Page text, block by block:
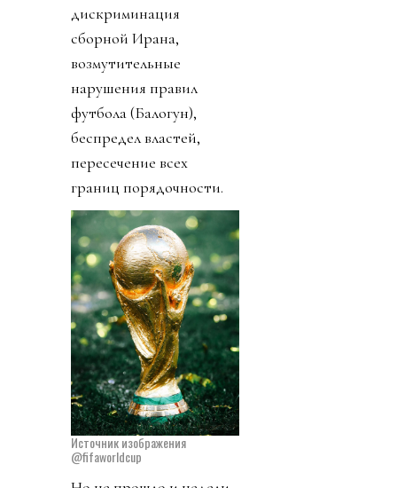
дискриминация
сборной Ирана,
возмутительные
нарушения правил
футбола (Балогун),
беспредел властей,
пересечение всех
границ порядочности.
Источник изображения
@fifaworldcup